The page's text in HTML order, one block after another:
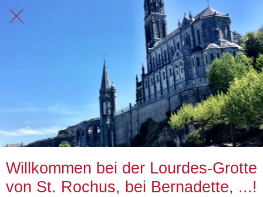
Willkommen bei der Lourdes-Grotte
von St. Rochus, bei Bernadette, ...!